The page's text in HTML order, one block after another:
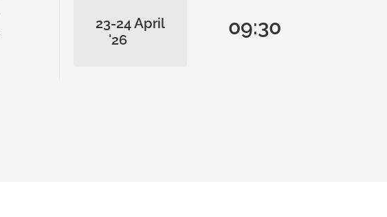
23-24 April
'26
09:30